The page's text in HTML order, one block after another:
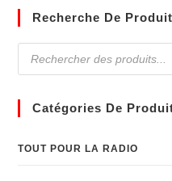
Recherche De Produit
Catégories De
TOUT POUR LA RADIO